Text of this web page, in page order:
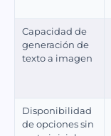
Capacidad de
generación de
texto a imagen
Disponibilidad
de opciones sin